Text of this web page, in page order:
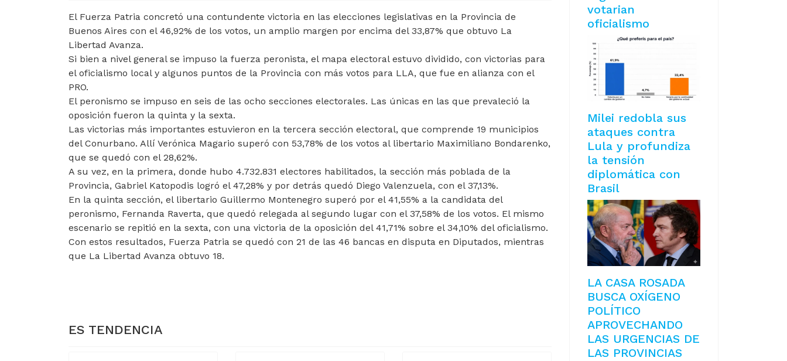
El Fuerza Patria concretó una contundente victoria en las elecciones legislativas en la Provincia de
Buenos Aires con el 46,92% de los votos, un amplio margen por encima del 33,87% que obtuvo La
Libertad Avanza.
Si bien a nivel general se impuso la fuerza peronista, el mapa electoral estuvo dividido, con victorias para
el oficialismo local y algunos puntos de la Provincia con más votos para LLA, que fue en alianza con el
PRO.
El peronismo se impuso en seis de las ocho secciones electorales. Las únicas en las que prevaleció la
oposición fueron la quinta y la sexta.
Las victorias más importantes estuvieron en la tercera sección electoral, que comprende 19 municipios
del Conurbano. Allí Verónica Magario superó con 53,78% de los votos al libertario Maximiliano Bondarenko,
que se quedó con el 28,62%.
A su vez, en la primera, donde hubo 4.732.831 electores habilitados, la sección más poblada de la
Provincia, Gabriel Katopodis logró el 47,28% y por detrás quedó Diego Valenzuela, con el 37,13%.
En la quinta sección, el libertario Guillermo Montenegro superó por el 41,55% a la candidata del
peronismo, Fernanda Raverta, que quedó relegada al segundo lugar con el 37,58% de los votos. El mismo
escenario se repitió en la sexta, con una victoria de la oposición del 41,71% sobre el 34,10% del oficialismo.
Con estos resultados, Fuerza Patria se quedó con 21 de las 46 bancas en disputa en Diputados, mientras
que La Libertad Avanza obtuvo 18.
ARTÍCULO SIGUIENTE: CONTUNDENTE DERROTA DEL GOBIERNO EN LAS URNAS
ES TENDENCIA
votarian
oficialismo
Milei redobla sus
ataques contra
Lula y profundiza
la tensión
diplomática con
Brasil
LA CASA ROSADA
BUSCA OXÍGENO
POLÍTICO
APROVECHANDO
LAS URGENCIAS DE
LAS PROVINCIAS